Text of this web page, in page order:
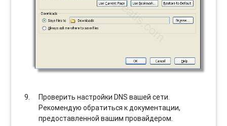
Проверить настройки DNS вашей сети.
Рекомендую обратиться к документации,
предоставленной вашим провайдером.